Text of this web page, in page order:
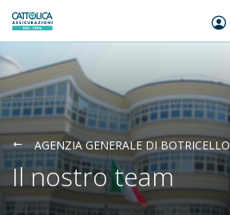
Generali logo
AGENZIA GENERALE DI BOTRICELLO
Il nostro team